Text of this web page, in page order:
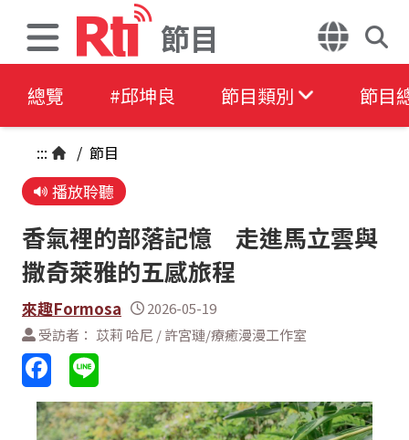
節目
總覽 #邱坤良 節目類別 節目
::: / 節目
播放聆聽
香氣裡的部落記憶 走進馬立雲與
撒奇萊雅的五感旅程
來趣Formosa
2026-05-19
受訪者： 苡莉 哈尼 / 許宮璉/療癒漫漫工作室